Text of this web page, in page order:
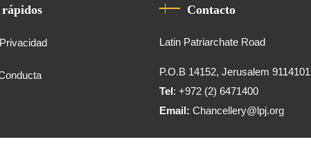
rápidos Contacto
Latin Patriarchate Road
P.O.B 14152, Jerusalem 9114101
Tel: +972 (2) 6471400
Email:Chancellery@lpj.org